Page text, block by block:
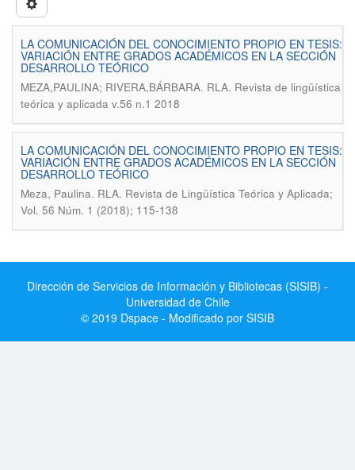
LA COMUNICACIÓN DEL CONOCIMIENTO PROPIO EN TESIS:
VARIACIÓN ENTRE GRADOS ACADÉMICOS EN LA SECCIÓN
DESARROLLO TEÓRICO
MEZA,PAULINA; RIVERA,BÁRBARA. RLA. Revista de lingüística
teórica y aplicada v.56 n.1 2018
LA COMUNICACIÓN DEL CONOCIMIENTO PROPIO EN TESIS:
VARIACIÓN ENTRE GRADOS ACADÉMICOS EN LA SECCIÓN
DESARROLLO TEÓRICO
Meza, Paulina. RLA. Revista de Lingüística Teórica y Aplicada;
Vol. 56 Núm. 1 (2018); 115-138
Dirección de Servicios de Información y Bibliotecas (SISIB) -
Universidad de Chile
© 2019 Dspace - Modificado por SISIB